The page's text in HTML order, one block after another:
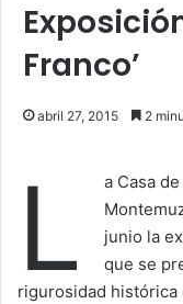
Franco’
abril 27, 2015 2
L
a Casa
junio la
que se
rigurosidad